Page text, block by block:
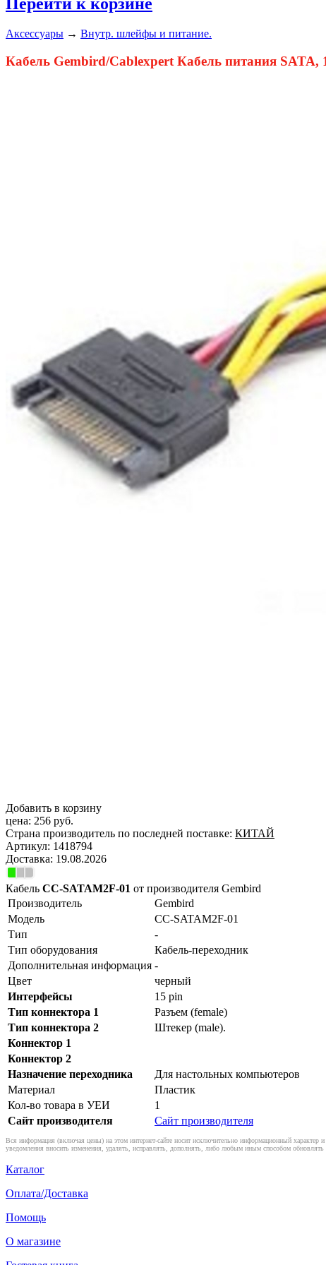
Аксессуары → Внутр. шлейфы и питание.
Кабель Gembird/Cablexpert Кабель питания
Добавить в корзину
цена: 256 руб.
Страна производитель по последней поставке: КИТАЙ
Артикул: 1418794
Доставка: 19.08.2026
Кабель CC-SATAM2F-01 от производителя Gembird
Производитель
Gembird
Модель
CC-SATAM2F-01
Тип
-
Тип оборудования
Кабель-переходник
Дополнительная информация -
Цвет
черный
Интерфейсы
15 pin
Тип коннектора 1
Разъем (female)
Тип коннектора 2
Штекер (male).
Коннектор 1
Коннектор 2
Назначение переходника
Для настольных компьютеров
Материал
Пластик
Кол-во товара в УЕИ
1
Сайт производителя
Сайт производителя
Вся информация (включая цены) на этом интернет-сайте носит исключительно информационный
уведомления вносить изменения, удалять, исправлять, дополнять, либо любым иным способом
Каталог
Оплата/Доставка
Помощь
О магазине